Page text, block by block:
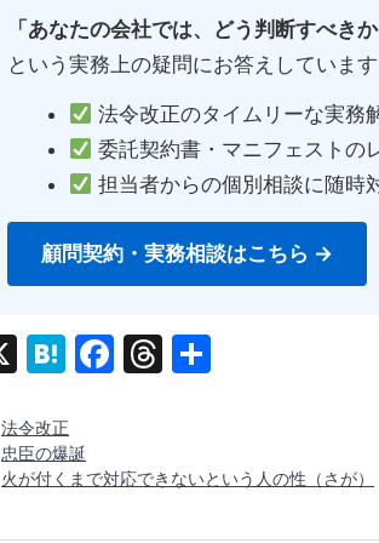
「あなたの会社では、どう判断すべきか
という実務上の疑問にお答えしています
法令改正のタイムリーな実務
委託契約書・マニフェストの
担当者からの個別相談に随時
顧問契約・実務相談はこちら →
X
H
e
n
F
e
T
a
カ
テ
ゴ
法令改正
忠臣の爆誕
火が付くまで対応できないという人の性（さが）